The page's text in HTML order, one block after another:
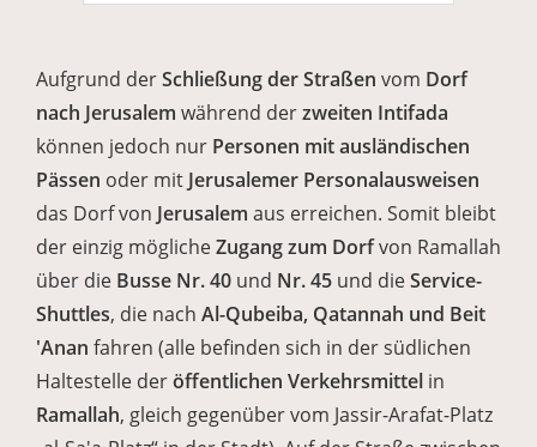
Aufgrund derSchließung der Straßen vom Dorf
nach Jerusalem während derzweiten Intifada
können jedoch nur Personen mit ausländischen
Pässen oder mit Jerusalemer Personalausweisen
das Dorf von Jerusalem aus erreichen. Somit bleibt
der einzig möglicheZugang zum Dorfvon Ramallah
über die Busse Nr. 40 und Nr. 45 und dieService-
Shuttles, die nach Al-Qubeiba, Qatannah und Beit
'Anan fahren (alle befinden sich in der südlichen
Haltestelle deröffentlichen Verkehrsmittel in
Ramallah, gleich gegenüber vom Jassir-Arafat-Platz